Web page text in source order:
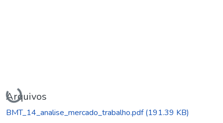
Carregando...
Arquivos
BMT_14_analise_mercado_trabalho.pdf(191.39 KB)